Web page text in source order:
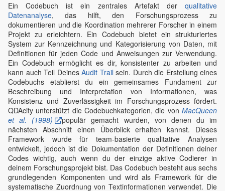
Ein Codebuch ist ein zentrales Artefakt der qualitative
Datenanalyse, das hilft, den Forschungsprozess zu
dokumentieren und die Koordination mehrerer Forscher in einem
Projekt zu erleichtern. Ein Codebuch bietet ein strukturiertes
System zur Kennzeichnung und Kategorisierung von Daten, mit
Definitionen für jeden Code und Anweisungen zur Verwendung.
Ein Codebuch ermöglicht es dir, konsistenter zu arbeiten und
kann auch Teil Deines Audit Trail sein. Durch die Erstellung eines
Codebuchs etablierst du ein gemeinsames Fundament zur
Beschreibung und Interpretation von Informationen, was
Konsistenz und Zuverlässigkeit im Forschungsprozess fördert.
QDAcity unterstützt die Codebuchkategorien, die von MacQueen
et al. (1998)
populär gemacht wurden, von denen du im
nächsten Abschnitt einen Überblick erhalten kannst. Dieses
Framework wurde für team-basierte qualitative Analysen
entwickelt, jedoch ist die Dokumentation der Definitionen deiner
Codes wichtig, auch wenn du der einzige aktive Codierer in
deinem Forschungsprojekt bist. Das Codebuch besteht aus sechs
grundlegenden Komponenten und wird als Framework für die
systematische Zuordnung von Textinformationen verwendet. Die